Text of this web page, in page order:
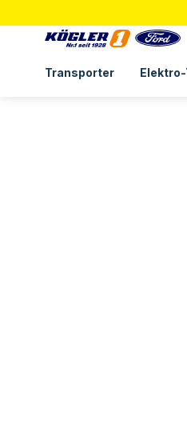
Transporter